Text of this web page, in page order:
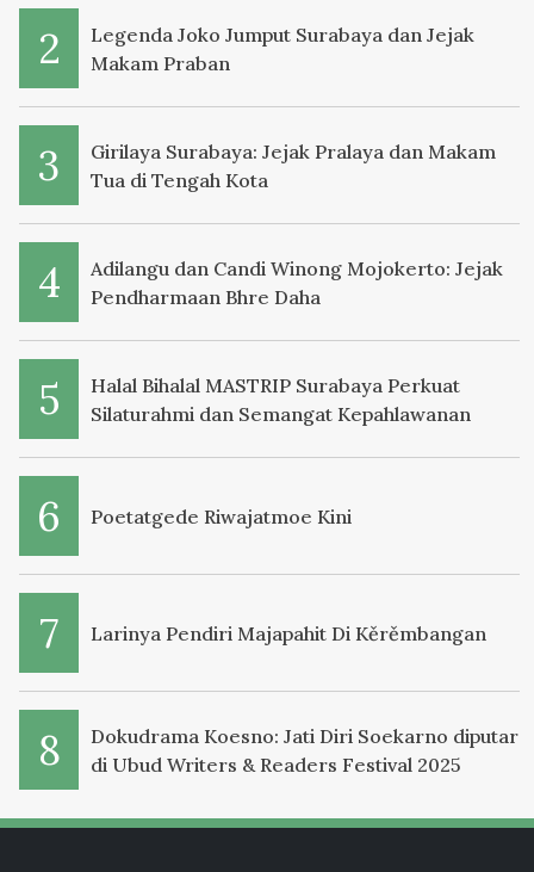
Legenda Joko Jumput Surabaya dan Jejak
Makam Praban
Girilaya Surabaya: Jejak Pralaya dan Makam
Tua di Tengah Kota
Adilangu dan Candi Winong Mojokerto: Jejak
Pendharmaan Bhre Daha
Halal Bihalal MASTRIP Surabaya Perkuat
Silaturahmi dan Semangat Kepahlawanan
Poetatgede Riwajatmoe Kini
Larinya Pendiri Majapahit Di Kěrěmbangan
Dokudrama Koesno: Jati Diri Soekarno diputar
di Ubud Writers & Readers Festival 2025